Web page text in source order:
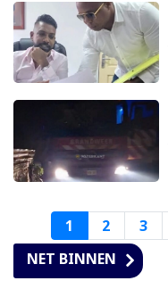
1 2 3
NET BINNEN